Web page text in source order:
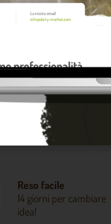
Reso facile
14 giorni per cambiare
idea!